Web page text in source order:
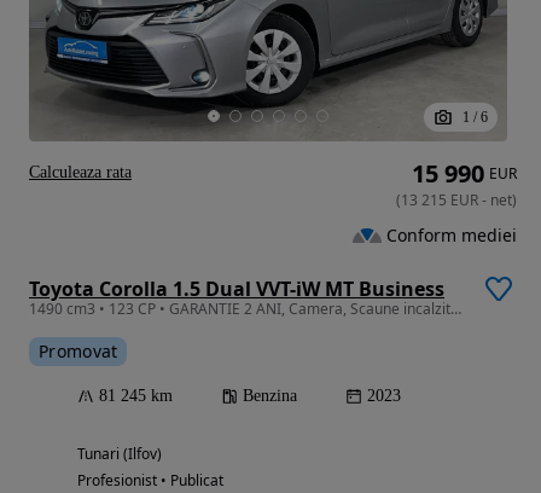
1 / 6
Toyota Corolla 1.5 Dual VVT-iW MT Business
1490 cm3 • 123 CP • GARANTIE 2 ANI, Camera, Scaune incalzite, LED
Promovat
81 245 km Benzina 2023
Tunari (Ilfov)
Profesionist • Publicat
15 990 EUR
(13 215 EUR- net)
Conform mediei
Calculeaza rata